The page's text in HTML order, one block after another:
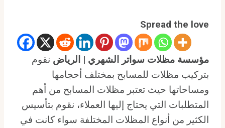
Spread the love
مؤسسة مظلات سواتر الشهري | الرياض نقوم
بتركيب مظلات للمسابح بمختلف أحجامها
ومساحاتها حيث تعتبر مظلات المسابح من أهم
المتطلبات التي يحتاج إليها العملاء، نقوم بتأسيس
الكثير من أنواع المظلات المختلفة سواء كانت في